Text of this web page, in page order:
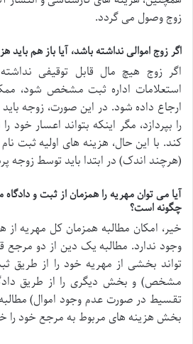
زوج وصول می گردد.
اگر زوج اموالی نداشته باشد، آیا باز هم باید
اگر زوج هیچ مال قابل توقیفی
استعلامات اداره ثبت مشخص شود،
ارجاع داده شود. در این صورت، زوجه
را بپردازد، مگر اینکه بتواند اعسار خود
کند. با این حال، هزینه های اولیه ثبت
(هرچند اندک) در ابتدا باید توسط زوجه
آیا می توان مهریه را همزمان از ثبت و
چگونه است؟
خیر، امکان مطالبه همزمان کل مهریه
وجود ندارد. مطالبه یک دین از دو مرجع
تواند بخشی از مهریه خود را از طریق
مشخص) و بخش دیگری را از طریق
تقسیط در صورت عدم وجود اموال)
بخش هزینه های مربوط به مرجع خود را